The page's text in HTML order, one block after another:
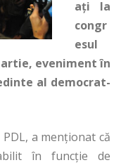
ați la
congr
esul
eveniment în
al democrat-
a menționat că
în funcție de